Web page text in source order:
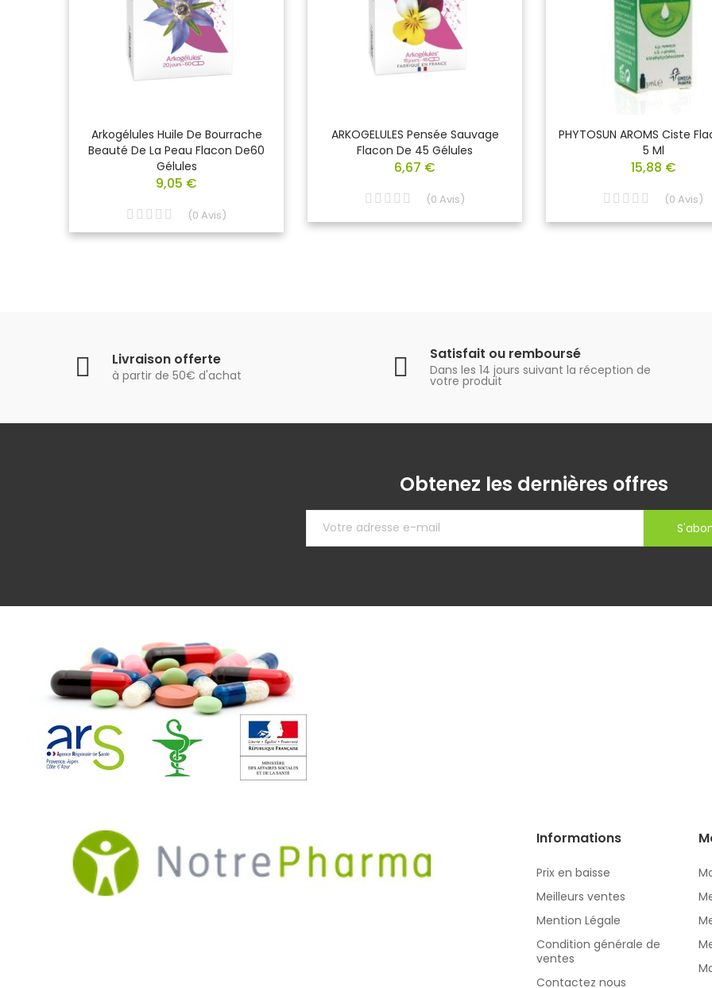
Arkogélules Huile De Bourrache
Beauté De La Peau Flacon De60
Gélules
9,05 €
(0 Avis)
ARKOGELULES Pensée Sauvage
Flacon De 45 Gélules
6,67 €
(0 Avis)
PHYTOSUN AROMS Ciste
5 Ml
15,88 €
(0 Avis)
Livraison offerte
à partir de 50€ d'achat
Satisfait ou remboursé
Dans les 14 jours suivant la réception de
votre produit
Obtenez les dernières offres
Informations
Prix en baisse
Meilleurs ventes
Mention Légale
Condition générale de
ventes
Contactez nous